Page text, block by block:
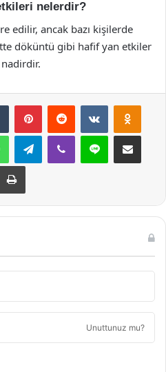
nelerdir?
edilir, ancak bazı kişilerde
döküntü gibi hafif yan etkiler
Tumblr PinterestReddit VKontakte
WhatsAppTelegramViber Line E-Posta ile
Yazdır
Unuttunuz mu?